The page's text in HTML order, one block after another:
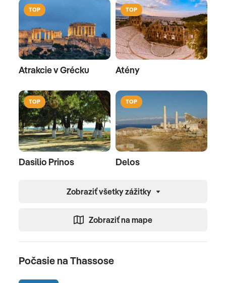
TOP
Atrakcie v Grécku
TOP
Atény
TOP
Dasilio Prinos
TOP
Delos
Zobraziť všetky zážitky
Zobraziť na mape
Počasie na Thassose